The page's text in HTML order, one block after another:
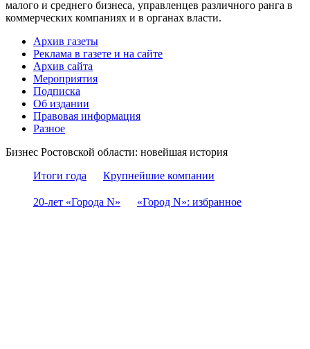
малого и среднего бизнеса, управленцев различного ранга в
коммерческих компаниях и в органах власти.
Архив газеты
Реклама в газете и на сайте
Архив сайта
Мероприятия
Подписка
Об издании
Правовая информация
Разное
Бизнес Ростовской области: новейшая история
Итоги года
Крупнейшие компании
20-лет «Города N» «Город N»: избранное